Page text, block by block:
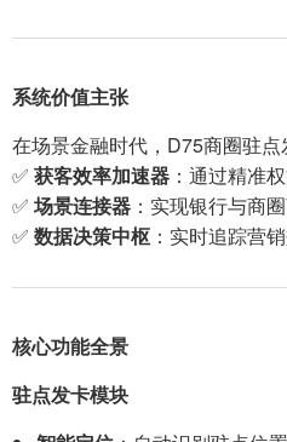
系统价值主张
在场景金融时代，D75商圈驻点
✅ 获客效率加速器 ：通过精准
✅ 场景连接器 ：实现银行与商
✅ 数据决策中枢 ：实时追踪营
核心功能全景
驻点发卡模块